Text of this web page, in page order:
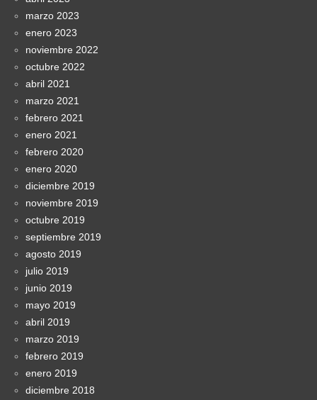
marzo 2023
enero 2023
noviembre 2022
octubre 2022
abril 2021
marzo 2021
febrero 2021
enero 2021
febrero 2020
enero 2020
diciembre 2019
noviembre 2019
octubre 2019
septiembre 2019
agosto 2019
julio 2019
junio 2019
mayo 2019
abril 2019
marzo 2019
febrero 2019
enero 2019
diciembre 2018